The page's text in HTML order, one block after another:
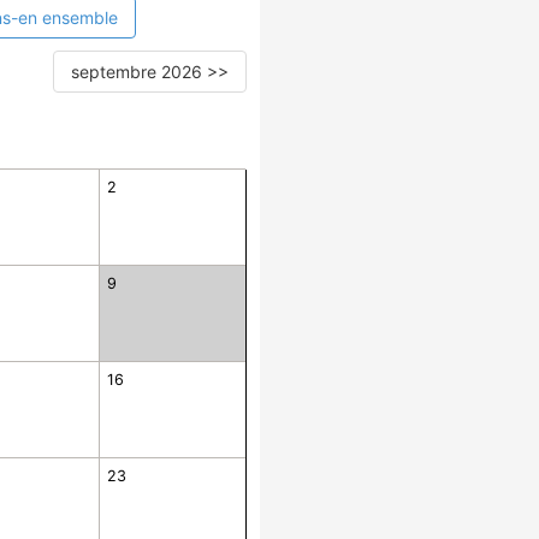
en ensemble
septembre 2026 >>
2
9
16
23